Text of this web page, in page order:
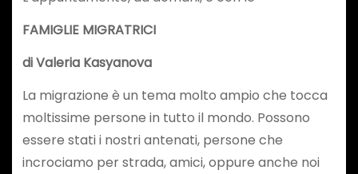
FAMIGLIE MIGRATRICI
di Valeria Kasyanova
La migrazione è un tema molto ampio che tocca
moltissime persone in tutto il mondo. Possono
essere stati i nostri antenati, persone che
incrociamo per strada, amici, oppure anche noi